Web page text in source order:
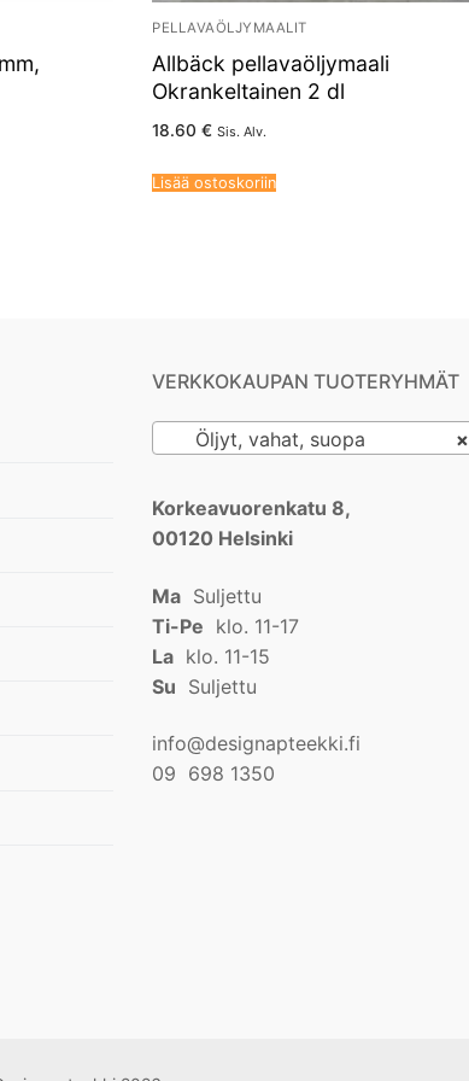
PELLAVAÖLJYMAALIT
Allbäck pellavaöljymaali
Okrankeltainen 2 dl
18.60 € Sis. Alv.
Lisää ostoskoriin
VERKKOKAUPAN TUOTERYHMÄT
×
Öljyt, vahat, suopa
Korkeavuorenkatu 8,
00120 Helsinki
Ma Suljettu
Ti-Pe klo. 11-17
La klo. 11-15
Su Suljettu
info@designapteekki.fi
09 698 1350